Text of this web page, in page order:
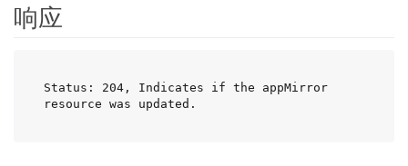
响应
Status: 204, Indicates if the appMirror
resource was updated.